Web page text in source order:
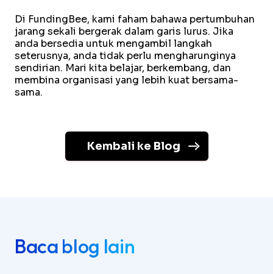
Di FundingBee, kami faham bahawa pertumbuhan
jarang sekali bergerak dalam garis lurus. Jika
anda bersedia untuk mengambil langkah
seterusnya, anda tidak perlu mengharunginya
sendirian. Mari kita belajar, berkembang, dan
membina organisasi yang lebih kuat bersama-
sama.
Kembali ke Blog
Baca blog lain